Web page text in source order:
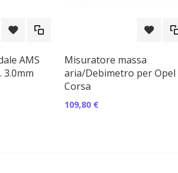
AMS
3.0mm
Misuratore massa
aria/Debimetro per Opel
Corsa
109,80 €